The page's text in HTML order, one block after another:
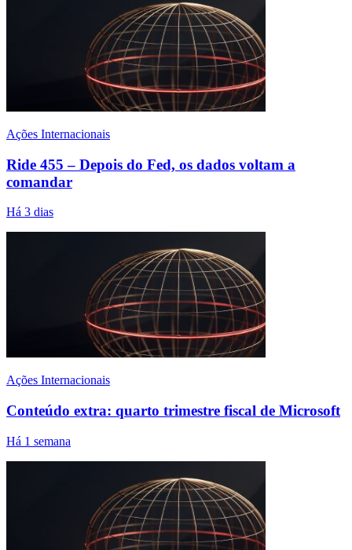
Ações Internacionais
Ride 455 – Depois do Fed, os dados voltam a
comandar
Há 3 dias
Ações Internacionais
Conteúdo extra: quarto trimestre fiscal de Microsoft
Há 1 semana